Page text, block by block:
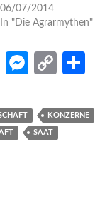
06/07/2014
In "Die Agrarmythen"
W
at
s
p
M
se
n
er
C
p
y
n
ar
KONZERNE
SAAT